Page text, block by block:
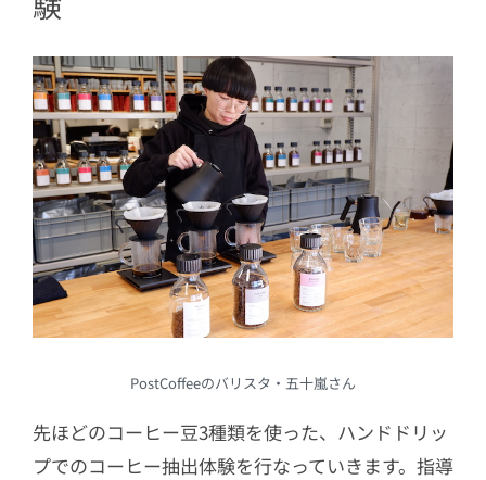
PostCoffeeのバリスタ・五十嵐さん
先ほどのコーヒー豆3種類を使った、ハンドドリッ
プでのコーヒー抽出体験を行なっていきます。指導